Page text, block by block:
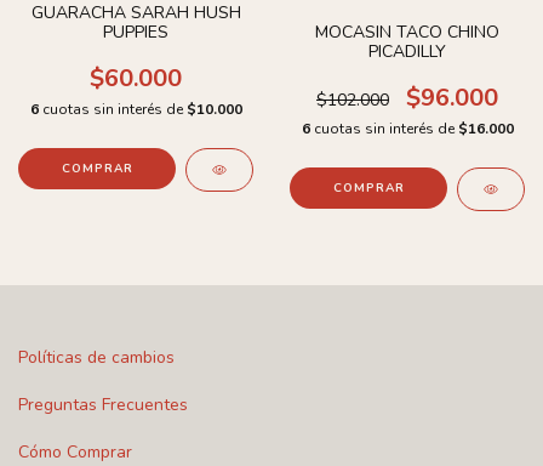
GUARACHA SARAH HUSH
PUPPIES
$60.000
6 cuotas sin interés de $10.000
COMPRAR
MOCASIN TACO CHINO
PICADILLY
$102.000 $96.000
6 cuotas sin interés de $16.000
COMPRAR
Políticas de cambios
Preguntas Frecuentes
Cómo Comprar